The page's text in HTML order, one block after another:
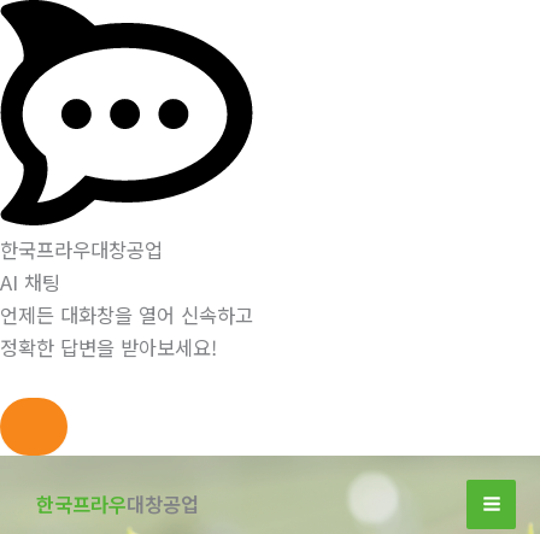
한국프라우대창공업
AI 채팅
언제든 대화창을 열어 신속하고
정확한 답변을 받아보세요!
한국프라우대창공업